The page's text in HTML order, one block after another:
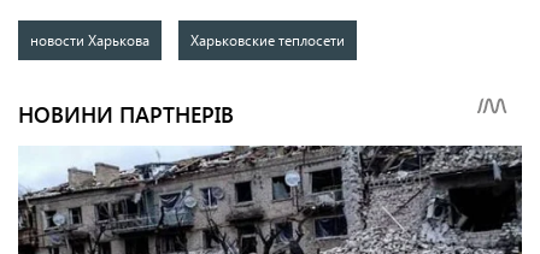
новости Харькова Харьковские теплосети